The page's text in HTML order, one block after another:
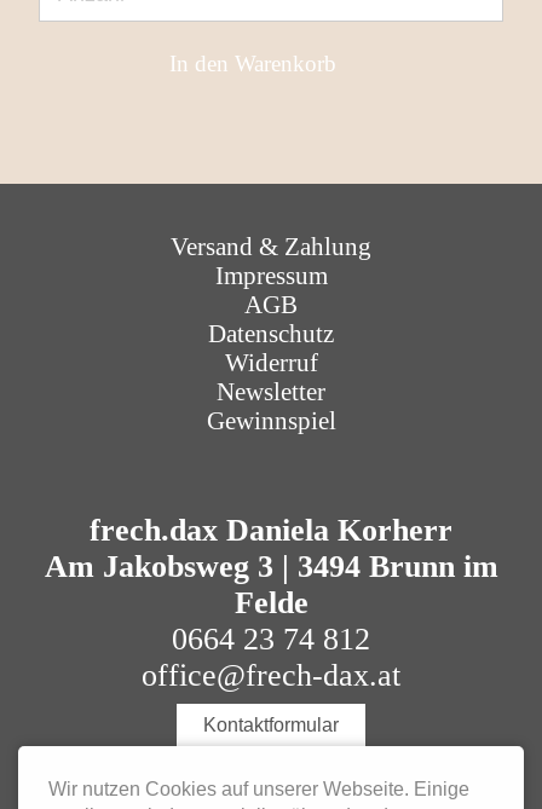
Navigation überspringen
Versand & Zahlung
Impressum
AGB
Datenschutz
Widerruf
Newsletter
Gewinnspiel
frech.dax Daniela Korherr
Am Jakobsweg 3 | 3494 Brunn im
Felde
0664 23 74 812
office@frech-dax.at
Kontaktformular
Wir nutzen Cookies auf unserer Webseite. Einige